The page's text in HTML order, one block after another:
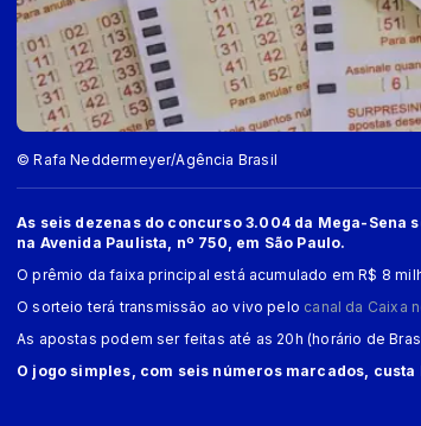
© Rafa Neddermeyer/Agência Brasil
As seis dezenas do concurso 3.004 da Mega-
na Avenida Paulista, nº 750, em São Paulo.
O prêmio da faixa principal está acumulado em R$ 8
O sorteio terá transmissão ao vivo pelo canal da Caixa
As apostas podem ser feitas até as 20h (horário de
O jogo simples, com seis números marcados, custa